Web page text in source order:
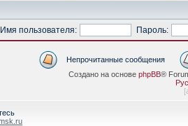
Имя пользователя:
Пароль:
Непрочитанные сообщения
Создано на основе phpBB®
[